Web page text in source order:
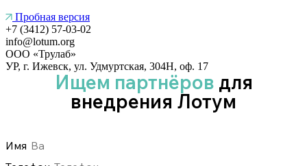
Пробная версия
+7 (3412) 57-03-02
info@lotum.org
ООО «Трулаб»
УР, г. Ижевск, ул. Удмуртская, 304Н, оф. 17
Ищем партнёров для
внедрения Лотум
Имя